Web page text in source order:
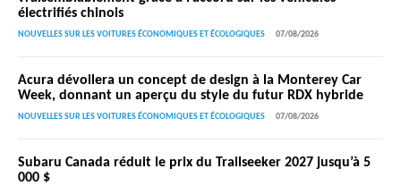
électrifiés chinois
NOUVELLES SUR LES VOITURES ÉCONOMIQUES ET ÉCOLOGIQUES 07/08/2026
Acura dévoilera un concept de design à la Monterey Car
Week, donnant un aperçu du style du futur RDX hybride
NOUVELLES SUR LES VOITURES ÉCONOMIQUES ET ÉCOLOGIQUES 07/08/2026
Subaru Canada réduit le prix du Trailseeker 2027 jusqu’à 5
000 $